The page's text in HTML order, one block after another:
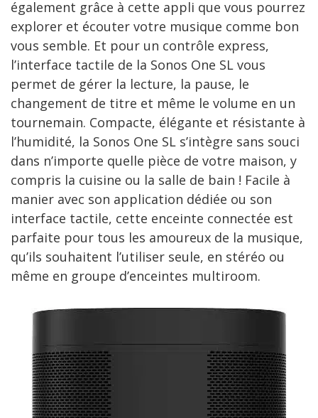
également grâce à cette appli que vous pourrez
explorer et écouter votre musique comme bon
vous semble. Et pour un contrôle express,
l’interface tactile de la Sonos One SL vous
permet de gérer la lecture, la pause, le
changement de titre et même le volume en un
tournemain. Compacte, élégante et résistante à
l’humidité, la Sonos One SL s’intègre sans souci
dans n’importe quelle pièce de votre maison, y
compris la cuisine ou la salle de bain ! Facile à
manier avec son application dédiée ou son
interface tactile, cette enceinte connectée est
parfaite pour tous les amoureux de la musique,
qu’ils souhaitent l’utiliser seule, en stéréo ou
même en groupe d’enceintes multiroom.